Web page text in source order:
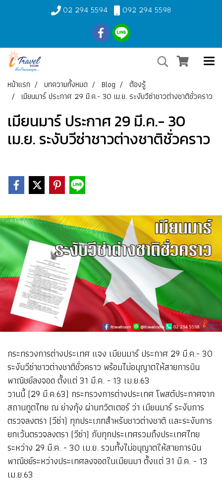
02 294 5594 092 294 5598
หน้าแรก บทความทั้งหมด Blog
ต้องรู้
เมียนมาร์ ประกาศ 29 มี.ค.- 30 เม.ย. ระงับวีซ่าชาวต่างชาติชั่วคราว
เมียนมาร์ ประกาศ 29 มี.ค.- 30
เม.ย. ระงับวีซ่าชาวต่างชาติชั่วคราว
กระทรวงการต่างประเทศ แจง เมียนมาร์ ประกาศ 29 มี.ค.- 30
ระงับวีซ่าชาวต่างชาติชั่วคราว พร้อมไม่อนุญาตให้สายการบิน
พาณิชย์ลงจอด ตั้งแต่ 31 มี.ค. - 13 เม.ย.63
วานนี้ (29 มี.ค.63) กระทรวงการต่างประเทศ โพสต์ประกาศจาก
สถานทูตไทย ณ ย่างกุ้ง ผ่านทวิตเตอร์ ว่า เมียนมาร์ ระงับการ
ตรวจลงตรา (วีซ่า) ทุกประเภทสำหรับชาวต่างชาติ และระงับการ
ยกเว้นตรวจลงตรา (วีซ่า) กับทุกประเทศรวมถึงประเทศไทย
ระหว่าง 29 มี.ค. - 30 เม.ย. รวมทั้งไม่อนุญาตให้สายการบิน
พาณิชย์ระหว่างประเทศลงจอดในเมียนมา ตั้งแต่ 31 มี.ค. - 13
เม.ย.63